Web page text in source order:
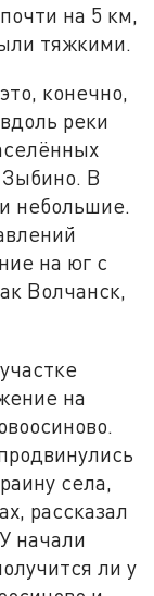
на 5 км,
тяжкими.
конечно,
реки
Зыбино. В
небольшие.
на юг с
Волчанск,
на
села,
рассказал
начали
ли у